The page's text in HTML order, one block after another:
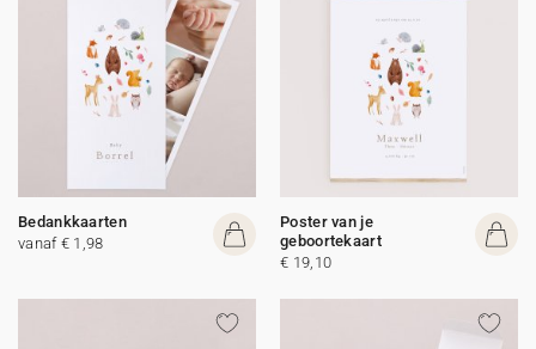
Bedankkaarten
vanaf € 1,98
Poster van je
geboortekaart
€ 19,10